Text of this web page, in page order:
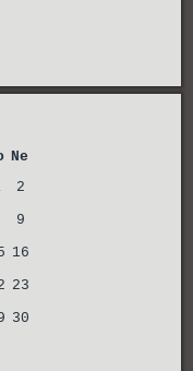
Ne
2
9
16
23
30